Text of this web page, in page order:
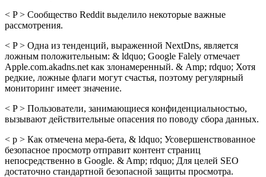
< P > Сообщество Reddit выделило некоторые важные
рассмотрения.
< P > Одна из тенденций, выраженной NextDns, является
ложным положительным: & ldquo; Google Falely отмечает
Apple.com.akadns.net как злонамеренный. & Amp; rdquo; Хотя
редкие, ложные флаги могут счастья, поэтому регулярный
мониторинг имеет значение.
< P > Пользователи, занимающиеся конфиденциальностью,
вызывают действительные опасения по поводу сбора данных.
< p > Как отмечена мера-бета, & ldquo; Усовершенствованное
безопасное просмотр отправит контент страниц
непосредственно в Google. & Amp; rdquo; Для целей SEO
достаточно стандартной безопасной защиты просмотра.